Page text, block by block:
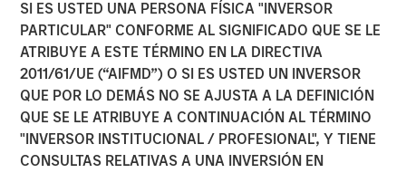
SI ES USTED UNA PERSONA FÍSICA "INVERSOR
PARTICULAR" CONFORME AL SIGNIFICADO QUE SE LE
ATRIBUYE A ESTE TÉRMINO EN LA DIRECTIVA
2011/61/UE (“AIFMD”) O SI ES USTED UN INVERSOR
QUE POR LO DEMÁS NO SE AJUSTA A LA DEFINICIÓN
QUE SE LE ATRIBUYE A CONTINUACIÓN AL TÉRMINO
"INVERSOR INSTITUCIONAL / PROFESIONAL", Y TIENE
CONSULTAS RELATIVAS A UNA INVERSIÓN EN
INSIGHTS